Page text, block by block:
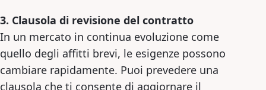
3. Clausola di revisione del contratto
In un mercato in continua evoluzione come
quello degli affitti brevi, le esigenze possono
cambiare rapidamente. Puoi prevedere una
clausola che ti consente di aggiornare il